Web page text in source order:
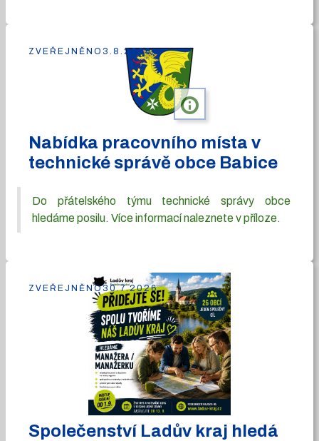
info
Nabídka pracovního místa v
technické správě obce Babice
Do přátelského týmu technické správy obce
hledáme posilu. Více informací naleznete v příloze.
ZVEŘEJNĚNO 3.8.2026
Společenství Ladův kraj hledá
ZVEŘEJNĚNO30.7.2026